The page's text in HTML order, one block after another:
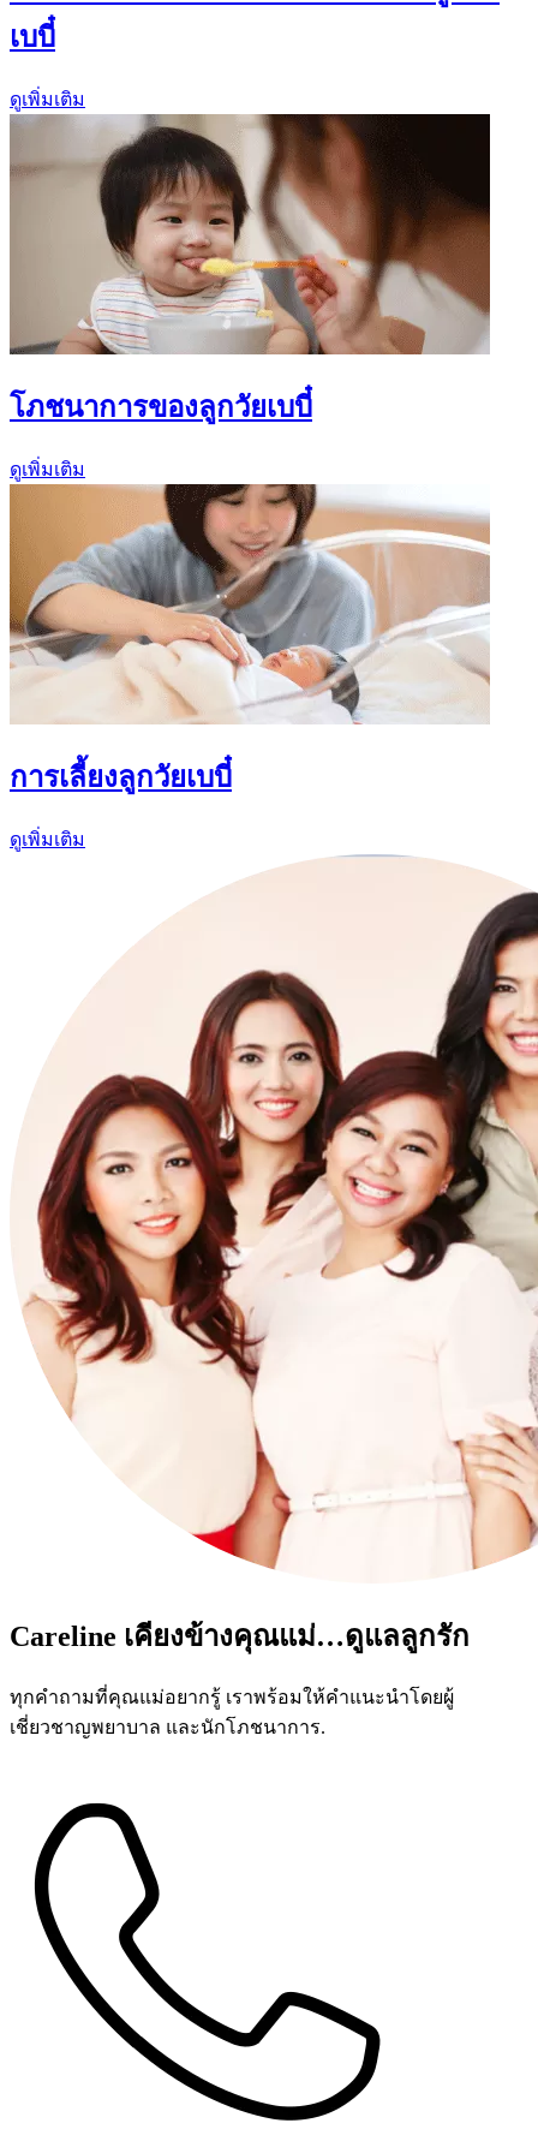
เบบี๋
ดูเพิ่มเติม
โภชนาการของลูกวัยเบบี๋
ดูเพิ่มเติม
การเลี้ยงลูกวัยเบบี๋
ดูเพิ่มเติม
Careline เคียงข้างคุณแม่…ดูแลลูกรัก
ทุกคำถามที่คุณแม่อยากรู้ เราพร้อมให้คำแนะนำโดยผู้
เชี่ยวชาญพยาบาล และนักโภชนาการ.